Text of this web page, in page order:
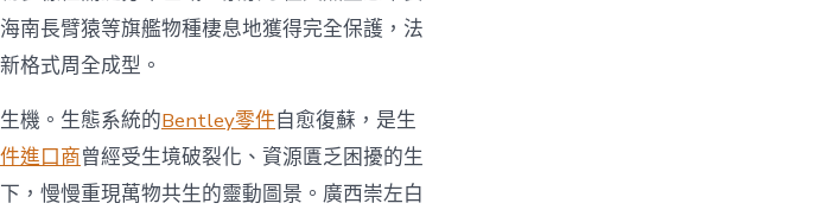
南長臂猿等旗艦物種棲息地獲得完全保護，法
格式周全成型。
機。生態系統的Bentley零件自愈復蘇，是生
進口商曾經受生境破裂化、資源匱乏困擾的生
，慢慢重現萬物共生的靈動圖景。廣西崇左白